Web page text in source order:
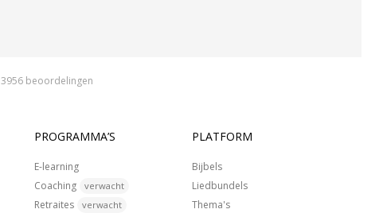
3956 beoordelingen
PROGRAMMA’S
E-learning
Coaching
verwacht
Retraites verwacht
PLATFORM
Bijbels
Liedbundels
Thema's